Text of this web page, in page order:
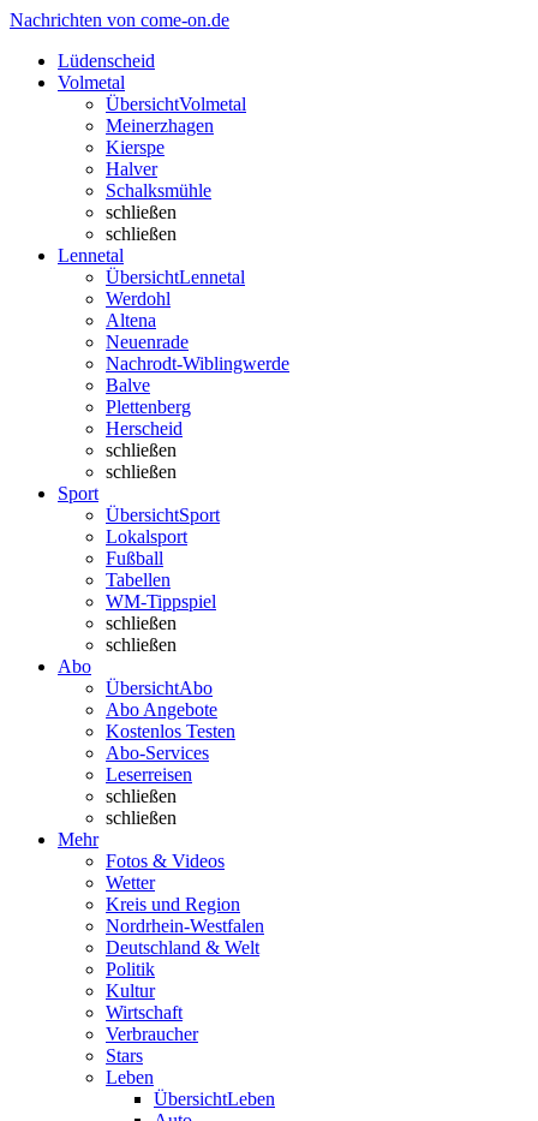
Nachrichten von come-on.de
Lüdenscheid
Volmetal
ÜbersichtVolmetal
Meinerzhagen
Kierspe
Halver
Schalksmühle
schließen
schließen
Lennetal
ÜbersichtLennetal
Werdohl
Altena
Neuenrade
Nachrodt-Wiblingwerde
Balve
Plettenberg
Herscheid
schließen
schließen
Sport
ÜbersichtSport
Lokalsport
Fußball
Tabellen
WM-Tippspiel
schließen
schließen
Abo
ÜbersichtAbo
Abo Angebote
Kostenlos Testen
Abo-Services
Leserreisen
schließen
schließen
Mehr
Fotos & Videos
Wetter
Kreis und Region
Nordrhein-Westfalen
Deutschland & Welt
Politik
Kultur
Wirtschaft
Verbraucher
Stars
Leben
ÜbersichtLeben